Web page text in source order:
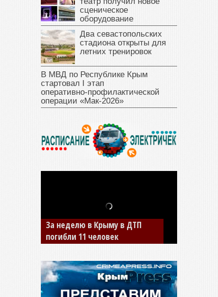
сценическое
оборудование
Два севастопольских
стадиона открыты для
летних тренировок
В МВД по Республике Крым
стартовал I этап
оперативно‑профилактической
операции «Мак‑2026»
В Джанкое водитель ВАЗа
сбил двух детей на «зебре»